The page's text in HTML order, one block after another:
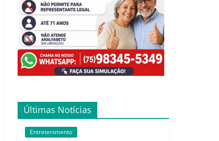
Últimas Notícias
Entretenimento